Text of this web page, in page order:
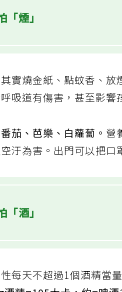
「煙」
實燒金紙、點蚊香、放
吸道有傷害，甚至影響
茄、芭樂、白蘿蔔。 營
汙為害。出門可以把口
「酒」
每天不超過1個酒精當